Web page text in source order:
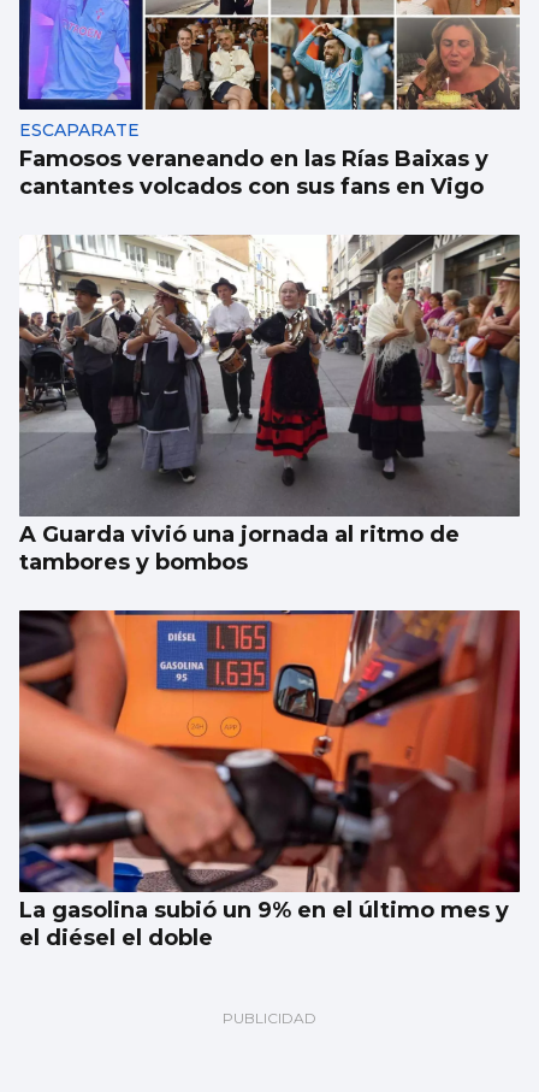
Un turista en Galicia, contagiado con
hantavirus
ESCAPARATE
Famosos veraneando en las Rías Baixas y
cantantes volcados con sus fans en Vigo
A Guarda vivió una jornada al ritmo de
tambores y bombos
La gasolina subió un 9% en el último mes y
el diésel el doble